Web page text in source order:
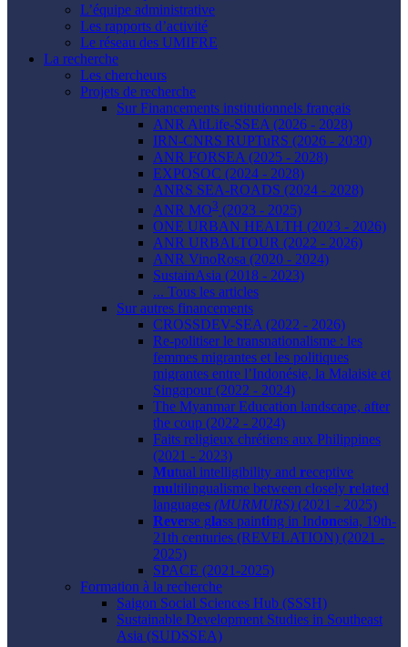
L’équipe administrative
Les rapports d’activité
Le réseau des UMIFRE
La recherche
Les chercheurs
Projets de recherche
Sur Financements institutionnels français
ANR AltLife-SSEA (2026 - 2028)
IRN-CNRS RUPTuRS (2026 - 2030)
ANR FORSEA (2025 - 2028)
EXPOSOC (2024 - 2028)
ANRS SEA-ROADS (2024 - 2028)
ANR MO3 (2023 - 2025)
ONE URBAN HEALTH (2023 - 2026)
ANR URBALTOUR (2022 - 2026)
ANR VinoRosa (2020 - 2024)
SustainAsia (2018 - 2023)
... Tous les articles
Sur autres financements
CROSSDEV-SEA (2022 - 2026)
Re-politiser le transnationalisme : les
femmes migrantes et les politiques
migrantes entre l’Indonésie, la Malaisie et
Singapour (2022 - 2024)
The Myanmar Education landscape, after
the coup (2022 - 2024)
Faits religieux chrétiens aux Philippines
(2021 - 2023)
Mutual intelligibility and receptive
multilingualisme between closely related
languages (MURMURS) (2021 - 2025)
Reverse glass painting in Indonesia, 19th-
21th centuries (REVELATION) (2021 -
2025)
SPACE (2021-2025)
Formation à la recherche
Saigon Social Sciences Hub (SSSH)
Sustainable Development Studies in Southeast
Asia (SUDSSEA)